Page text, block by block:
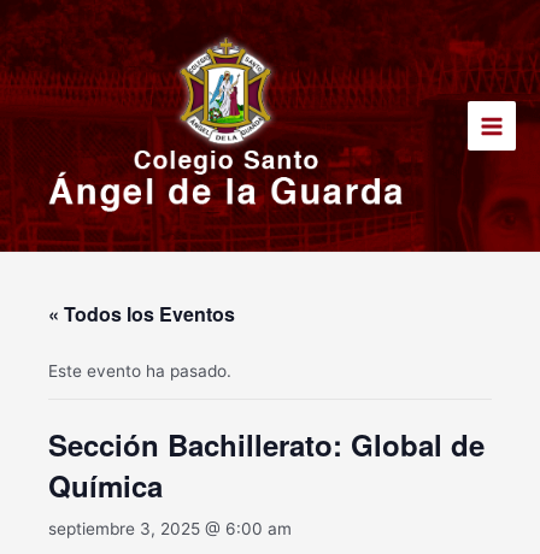
al
contenido
Main
« Todos los Eventos
Este evento ha pasado.
Sección Bachillerato: Global de
Química
septiembre 3, 2025 @ 6:00 am